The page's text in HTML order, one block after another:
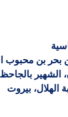
بن محبوب
بالجاحظ
الهلال، بيروت